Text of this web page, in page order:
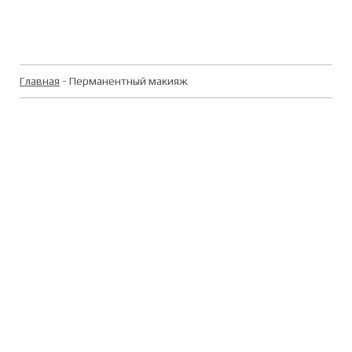
Главная - Перманентный макияж